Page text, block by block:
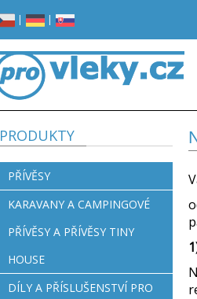
PRODUKTY
PŘÍVĚSY
KARAVANY A CAMPINGOVÉ
PŘÍVĚSY A PŘÍVĚSY TINY
HOUSE
DÍLY A PŘÍSLUŠENSTVÍ PRO
| |